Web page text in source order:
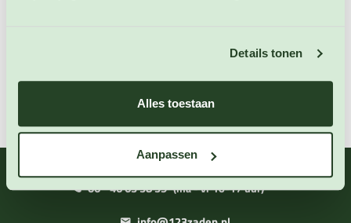
Details tonen
Alles toestaan
Aanpassen
Zaai instructies
06 - 46 63 38 39 (ma - vr 10-17 uur)